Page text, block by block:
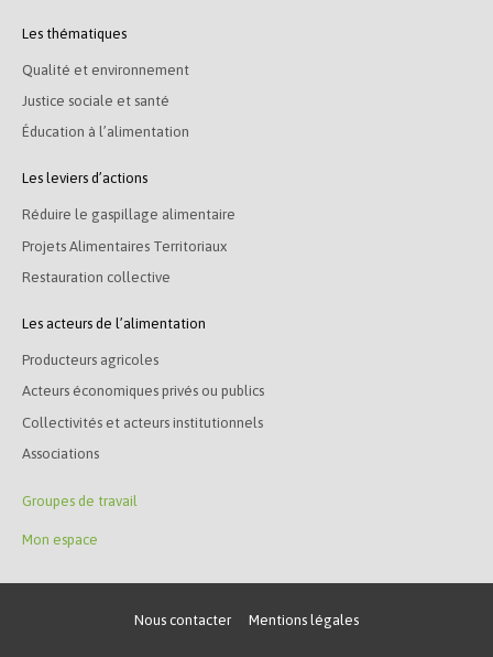
Les thématiques
Qualité et environnement
Justice sociale et santé
Éducation à l’alimentation
Les leviers d’actions
Réduire le gaspillage alimentaire
Projets Alimentaires Territoriaux
Restauration collective
Les acteurs de l’alimentation
Producteurs agricoles
Acteurs économiques privés ou publics
Collectivités et acteurs institutionnels
Associations
Groupes de travail
Mon espace
Nous contacter Mentions légales